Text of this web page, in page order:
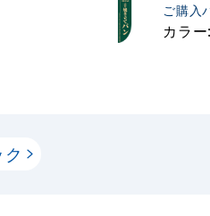
ご購入
カラ